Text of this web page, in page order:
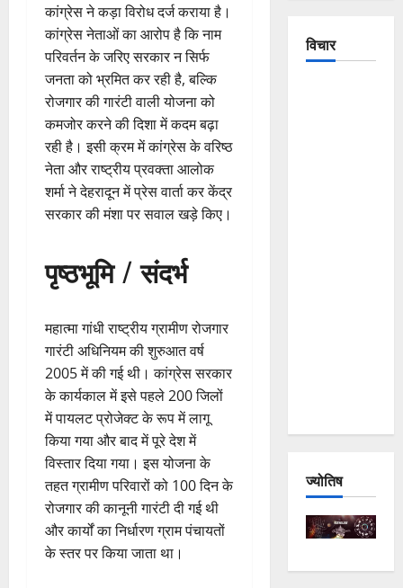
कांग्रेस ने कड़ा विरोध दर्ज कराया है।
कांग्रेस नेताओं का आरोप है कि नाम
परिवर्तन के जरिए सरकार न सिर्फ
जनता को भ्रमित कर रही है, बल्कि
रोजगार की गारंटी वाली योजना को
कमजोर करने की दिशा में कदम बढ़ा
रही है। इसी क्रम में कांग्रेस के वरिष्ठ
नेता और राष्ट्रीय प्रवक्ता आलोक
शर्मा ने देहरादून में प्रेस वार्ता कर केंद्र
सरकार की मंशा पर सवाल खड़े किए।
पृष्ठभूमि / संदर्भ
महात्मा गांधी राष्ट्रीय ग्रामीण रोजगार
गारंटी अधिनियम की शुरुआत वर्ष
2005 में की गई थी। कांग्रेस सरकार
के कार्यकाल में इसे पहले 200 जिलों
में पायलट प्रोजेक्ट के रूप में लागू
किया गया और बाद में पूरे देश में
विस्तार दिया गया। इस योजना के
तहत ग्रामीण परिवारों को 100 दिन के
रोजगार की कानूनी गारंटी दी गई थी
और कार्यों का निर्धारण ग्राम पंचायतों
के स्तर पर किया जाता था।
विचार
ज्योतिष